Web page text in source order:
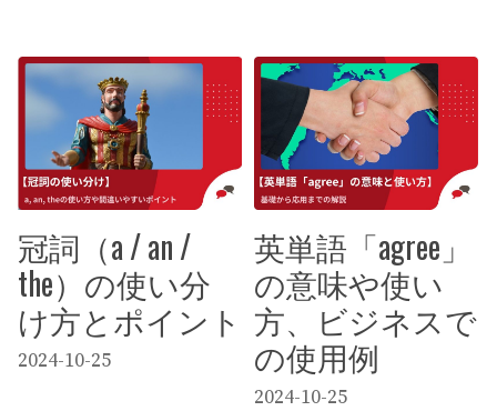
冠詞（a / an /
the）の使い分
け方とポイント
2024-10-25
英単語「agree」
の意味や使い
方、ビジネスで
の使用例
2024-10-25